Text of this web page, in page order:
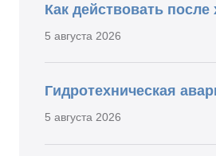
Как действовать
5 августа 2026
Гидротехническая
5 августа 2026